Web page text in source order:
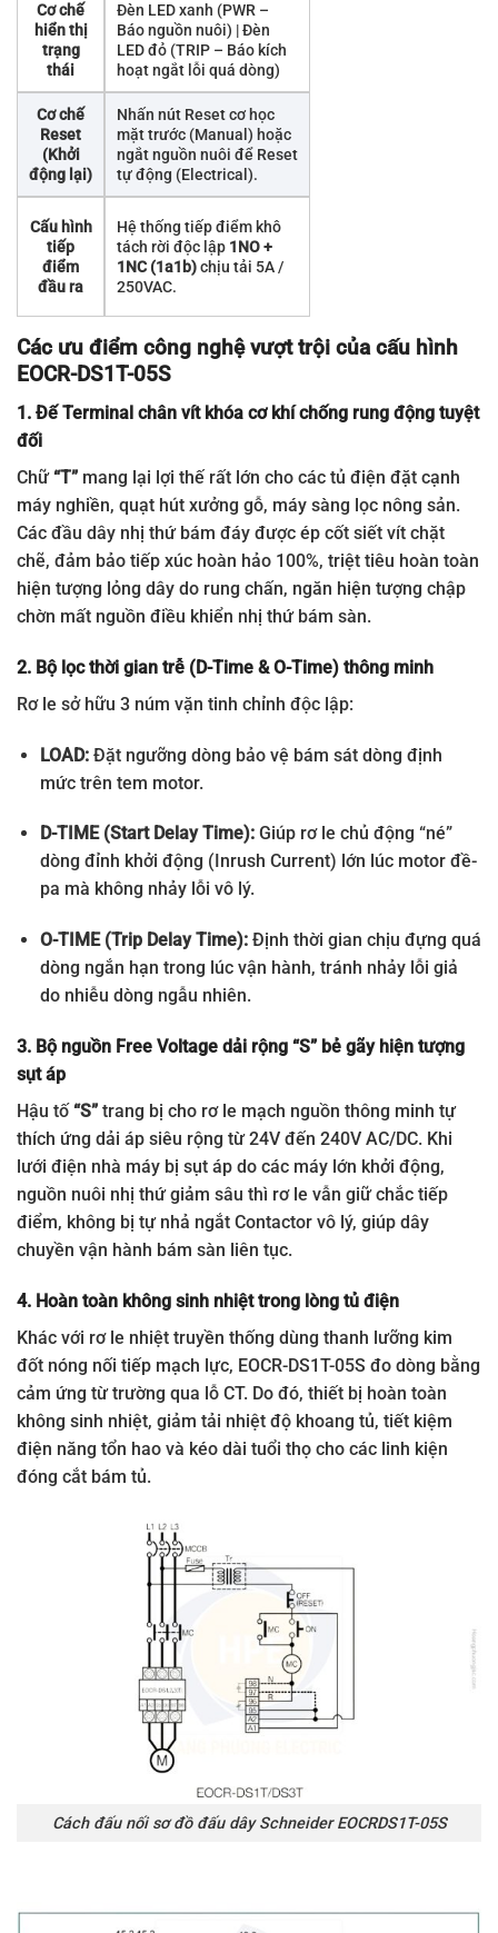
Cơ chế
hiển thị
trạng
thái
Đèn LED xanh (PWR –
Báo nguồn nuôi) | Đèn
LED đỏ (TRIP – Báo kích
hoạt ngắt lỗi quá dòng)
Cơ chế
Reset
(Khởi
động lại)
Nhấn nút Reset cơ học
mặt trước (Manual) hoặc
ngắt nguồn nuôi để Reset
tự động (Electrical).
Cấu hình
tiếp
điểm
đầu ra
Hệ thống tiếp điểm khô
tách rời độc lập 1NO +
1NC (1a1b)chịu tải 5A /
250VAC.
Các ưu điểm công nghệ vượt trội của cấu hình
EOCR-DS1T-05S
1. Đế Terminal chân vít khóa cơ khí chống rung động tuyệt
đối
Chữ“T” mang lại lợi thế rất lớn cho các tủ điện đặt cạnh
máy nghiền, quạt hút xưởng gỗ, máy sàng lọc nông sản.
Các đầu dây nhị thứ bám đáy được ép cốt siết vít chặt
chẽ, đảm bảo tiếp xúc hoàn hảo 100%, triệt tiêu hoàn toàn
hiện tượng lỏng dây do rung chấn, ngăn hiện tượng chập
chờn mất nguồn điều khiển nhị thứ bám sàn.
2. Bộ lọc thời gian trễ (D-Time & O-Time) thông minh
Rơ le sở hữu 3 núm vặn tinh chỉnh độc lập:
LOAD:Đặt ngưỡng dòng bảo vệ bám sát dòng định
mức trên tem motor.
D-TIME (Start Delay Time):Giúp rơ le chủ động “né”
dòng đỉnh khởi động (Inrush Current) lớn lúc motor đề-
pa mà không nhảy lỗi vô lý.
O-TIME (Trip Delay Time):Định thời gian chịu đựng quá
dòng ngắn hạn trong lúc vận hành, tránh nhảy lỗi giả
do nhiễu dòng ngẫu nhiên.
3. Bộ nguồn Free Voltage dải rộng “S” bẻ gãy hiện tượng
sụt áp
Hậu tố“S” trang bị cho rơ le mạch nguồn thông minh tự
thích ứng dải áp siêu rộng từ 24V đến 240V AC/DC. Khi
lưới điện nhà máy bị sụt áp do các máy lớn khởi động,
nguồn nuôi nhị thứ giảm sâu thì rơ le vẫn giữ chắc tiếp
điểm, không bị tự nhả ngắt Contactor vô lý, giúp dây
chuyền vận hành bám sàn liên tục.
4. Hoàn toàn không sinh nhiệt trong lòng tủ điện
Khác với rơ le nhiệt truyền thống dùng thanh lưỡng kim
đốt nóng nối tiếp mạch lực, EOCR-DS1T-05S đo dòng bằng
cảm ứng từ trường qua lỗ CT. Do đó, thiết bị hoàn toàn
không sinh nhiệt, giảm tải nhiệt độ khoang tủ, tiết kiệm
điện năng tổn hao và kéo dài tuổi thọ cho các linh kiện
đóng cắt bám tủ.
Cách đấu nối sơ đồ đấu dây Schneider EOCRDS1T-05S